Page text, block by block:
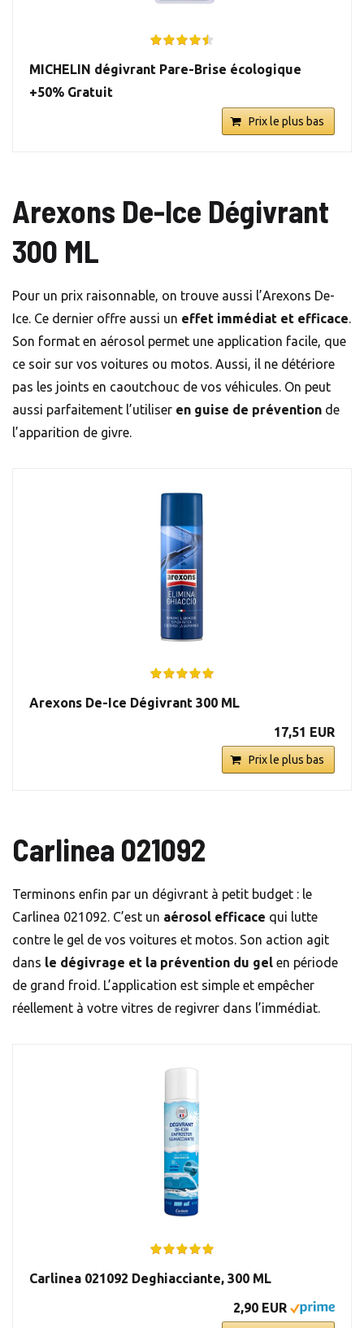
MICHELIN dégivrant Pare-Brise écologique
+50% Gratuit
Prix le plus bas
Arexons De-Ice Dégivrant
300 ML
Pour un prix raisonnable, on trouve aussi l’Arexons De-
Ice. Ce dernier offre aussi un effet immédiat et efficace.
Son format en aérosol permet une application facile, que
ce soir sur vos voitures ou motos. Aussi, il ne détériore
pas les joints en caoutchouc de vos véhicules. On peut
aussi parfaitement l’utiliser en guise de prévention de
l’apparition de givre.
Arexons De-Ice Dégivrant 300 ML
17,51 EUR
Prix le plus bas
Carlinea 021092
Terminons enfin par un dégivrant à petit budget : le
Carlinea 021092. C’est un aérosol efficace qui lutte
contre le gel de vos voitures et motos. Son action agit
dans le dégivrage et la prévention du gel en période
de grand froid. L’application est simple et empêcher
réellement à votre vitres de regivrer dans l’immédiat.
Carlinea 021092 Deghiacciante, 300 ML
2,90 EUR